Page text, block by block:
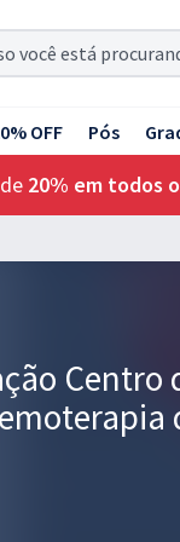
OFF Pós
20% em todos
Centro